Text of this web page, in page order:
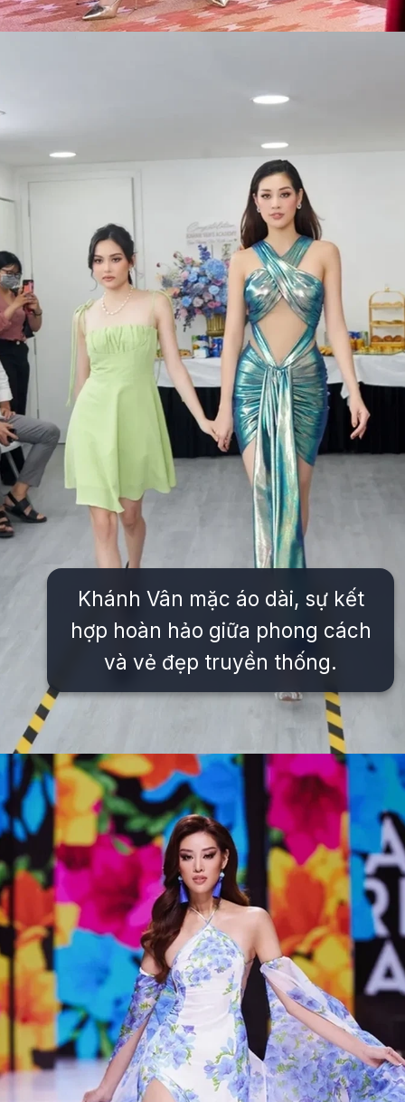
Khánh Vân mặc áo dài, sự kết
hợp hoàn hảo giữa phong cách
và vẻ đẹp truyền thống.
Đang mởhttps://issiloo.edu.vn/khanh-van